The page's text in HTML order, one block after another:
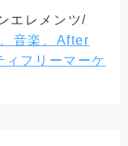
エレメンツ/